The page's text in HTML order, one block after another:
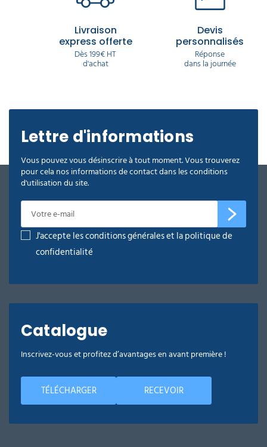
Livraison
express offerte
Dès 199€ HT
d'achat
Devis
personnalisés
Réponse
dans la journée
Lettre d'informations
Vous pouvez vous désinscrire à tout moment. Vous trouverez
pour cela nos informations de contact dans les conditions
d'utilisation du site.
J'accepte les conditions générales et la politique de
confidentialité
Catalogue
Inscrivez-vous et profitez d’avantages en avant première !
TÉLÉCHARGER RECEVOIR